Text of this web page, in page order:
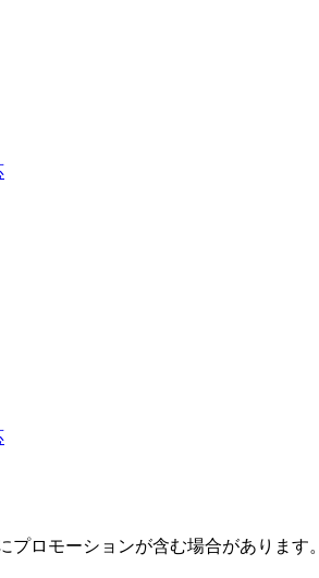
ロモーションが含む場合があります。